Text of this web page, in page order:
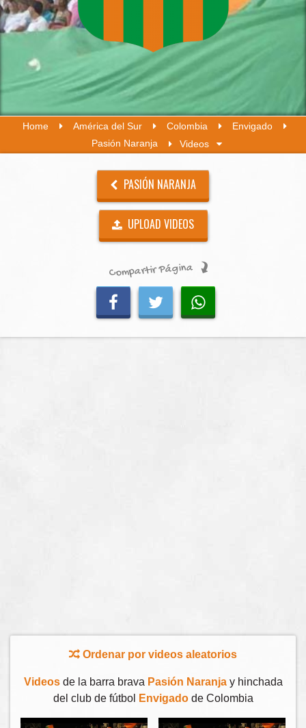
Home América del Sur Colombia
Envigado
Pasión Naranja
Videos
PASIÓN NARANJA
UPLOAD VIDEOS
Compartir Página
Ordenar por videos aleatorios
Videosde la barra brava Pasión Naranjay hinchada
del club de fútbol
Envigadode Colombia